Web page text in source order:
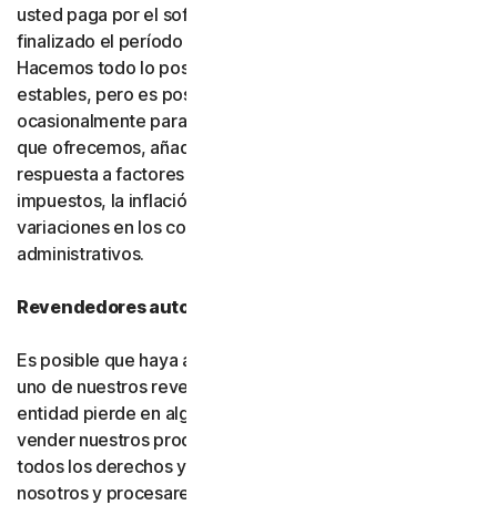
usted paga por el software o los servicios una vez
finalizado el período introductorio (si corresponde).
Hacemos todo lo posible por mantener nuestros precios
estables, pero es posible que debamos modificarlos
ocasionalmente para incorporar mejoras a los servicios
que ofrecemos, añadir nuevas funciones o como
respuesta a factores del mercado, como cambios en los
impuestos, la inflación, las fluctuaciones de divisas o
variaciones en los costos de infraestructura o
administrativos.
Revendedores autorizados
Es posible que haya adquirido su producto a través de
uno de nuestros revendedores autorizados. Si dicha
entidad pierde en algún momento la autorización para
vender nuestros productos, su suscripción (incluidos
todos los derechos y obligaciones) se transferirá a
nosotros y procesaremos directamente las